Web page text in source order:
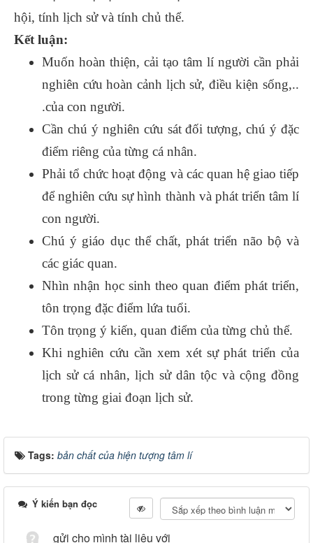
hội, tính lịch sử và tính chủ thể.
Kết luận:
Muốn hoàn thiện, cải tạo tâm lí người cần phải
nghiên cứu hoàn cảnh lịch sử, điều kiện sống,..
.của con người.
Cần chú ý nghiên cứu sát đối tượng, chú ý đặc
điểm riêng của từng cá nhân.
Phải tổ chức hoạt động và các quan hệ giao tiếp
để nghiên cứu sự hình thành và phát triển tâm lí
con người.
Chú ý giáo dục thể chất, phát triển não bộ và
các giác quan.
Nhìn nhận học sinh theo quan điểm phát triển,
tôn trọng đặc điểm lứa tuổi.
Tôn trọng ý kiến, quan điểm của từng chủ thể.
Khi nghiên cứu cần xem xét sự phát triển của
lịch sử cá nhân, lịch sử dân tộc và cộng đồng
trong từng giai đoạn lịch sử.
Tags: bản chất của hiện tượng tâm lí
Ý kiến bạn đọc
gửi cho mình tài liệu với